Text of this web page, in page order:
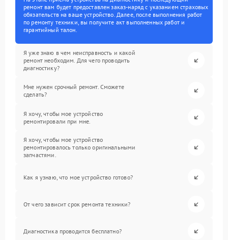
ремонт вам будет предоставлен заказ-наряд с указанием страховых
обязательств на ваше устройство. Далее, после выполнения работ
по ремонту техники, вы получите акт выполненных работ и
гарантийный талон.
Я уже знаю в чем неисправность и какой
ремонт необходим. Для чего проводить
диагностику?
Мне нужен срочный ремонт. Сможете
сделать?
Я хочу, чтобы мое устройство
ремонтировали при мне.
Я хочу, чтобы мое устройство
ремонтировалось только оригинальными
запчастями.
Как я узнаю, что мое устройство готово?
От чего зависит срок ремонта техники?
Диагностика проводится бесплатно?